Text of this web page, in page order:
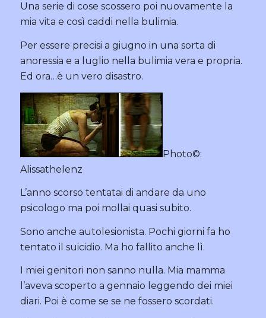
Una serie di cose scossero poi nuovamente la
mia vita e così caddi nella bulimia.
Per essere precisi a giugno in una sorta di
anoressia e a luglio nella bulimia vera e propria.
Ed ora…è un vero disastro.
Photo©:
Alissathelenz
L’anno scorso tentatai di andare da uno
psicologo ma poi mollai quasi subito.
Sono anche autolesionista. Pochi giorni fa ho
tentato il suicidio. Ma ho fallito anche lì.
I miei genitori non sanno nulla. Mia mamma
l’aveva scoperto a gennaio leggendo dei miei
diari. Poi è come se se ne fossero scordati.